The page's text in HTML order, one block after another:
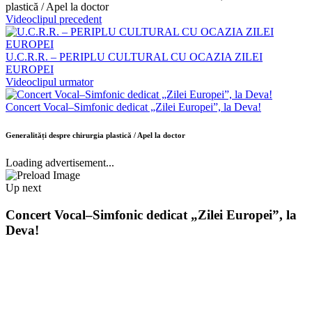
plastică / Apel la doctor
Videoclipul precedent
U.C.R.R. – PERIPLU CULTURAL CU OCAZIA ZILEI
EUROPEI
Videoclipul urmator
Concert Vocal–Simfonic dedicat „Zilei Europei”, la Deva!
Generalități despre chirurgia plastică / Apel la doctor
Loading advertisement...
Up next
Concert Vocal–Simfonic dedicat „Zilei Europei”, la
Deva!